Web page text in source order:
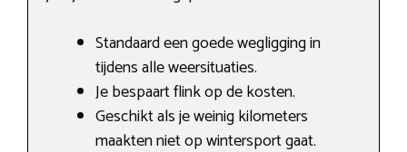
Standaard een goede wegligging in
tijdens alle weersituaties.
Je bespaart flink op de kosten.
Geschikt als je weinig kilometers
maakten niet op wintersport gaat.